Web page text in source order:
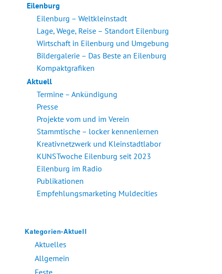
Eilenburg
Eilenburg – Weltkleinstadt
Lage, Wege, Reise – Standort Eilenburg
Wirtschaft in Eilenburg und Umgebung
Bildergalerie – Das Beste an Eilenburg
Kompaktgrafiken
Aktuell
Termine – Ankündigung
Presse
Projekte vom und im Verein
Stammtische – locker kennenlernen
Kreativnetzwerk und Kleinstadtlabor
KUNSTwoche Eilenburg seit 2023
Eilenburg im Radio
Publikationen
Empfehlungsmarketing Muldecities
Kategorien-Aktuell
Aktuelles
Allgemein
Feste